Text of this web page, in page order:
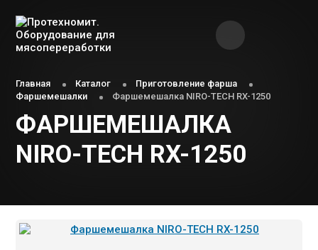
Главная Каталог
Приготовление фарша
Фаршемешалки
Фаршемешалка NIRO-TECH RX-1250
ФАРШЕМЕШАЛКА
NIRO-TECH RX-1250